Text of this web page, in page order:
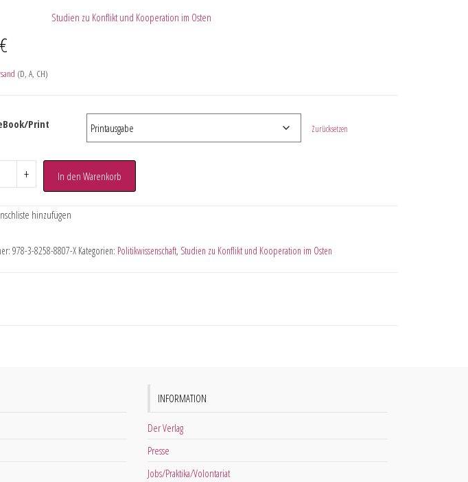
Studien zu Konflikt und Kooperation im Osten
€
(D, A, CH)
Print Zurücksetzen
+ In den Warenkorb
978-3-8258-8807-X Kategorien: Politikwissenschaft, Studien zu Konflikt und Kooperation im Osten
INFORMATION
Der Verlag
Presse
Jobs/Praktika/Volontariat